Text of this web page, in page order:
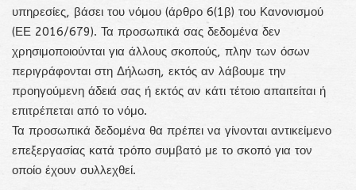
υπηρεσίες, βάσει του νόμου (άρθρο 6(1β) του Κανονισμού
(ΕΕ 2016/679). Τα προσωπικά σας δεδομένα δεν
χρησιμοποιούνται για άλλους σκοπούς, πλην των όσων
περιγράφονται στη Δήλωση, εκτός αν λάβουμε την
προηγούμενη άδειά σας ή εκτός αν κάτι τέτοιο απαιτείται ή
επιτρέπεται από το νόμο.
Τα προσωπικά δεδομένα θα πρέπει να γίνονται αντικείμενο
επεξεργασίας κατά τρόπο συμβατό με το σκοπό για τον
οποίο έχουν συλλεχθεί.